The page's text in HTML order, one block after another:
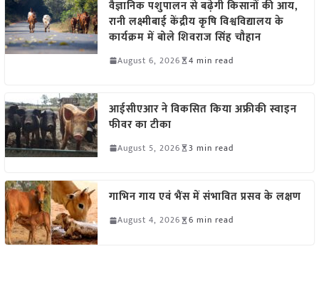
वैज्ञानिक पशुपालन से बढ़ेगी किसानों की आय,
रानी लक्ष्मीबाई केंद्रीय कृषि विश्वविद्यालय के
कार्यक्रम में बोले शिवराज सिंह चौहान
August 6, 2026 4 min read
आईसीएआर ने विकसित किया अफ्रीकी स्वाइन
फीवर का टीका
August 5, 2026 3 min read
गाभिन गाय एवं भैंस में संभावित प्रसव के लक्षण
August 4, 2026 6 min read